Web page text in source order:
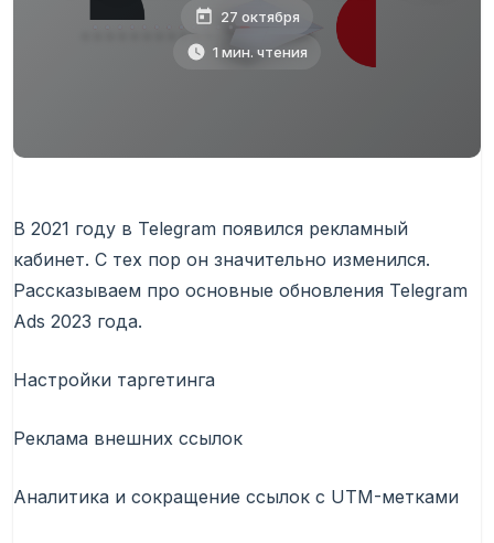
27 октября
1 мин. чтения
В 2021 году в Telegram появился рекламный
кабинет. С тех пор он значительно изменился.
Рассказываем про основные обновления Telegram
Ads 2023 года.
Настройки таргетинга
Реклама внешних ссылок
Аналитика и сокращение ссылок с UTM-метками